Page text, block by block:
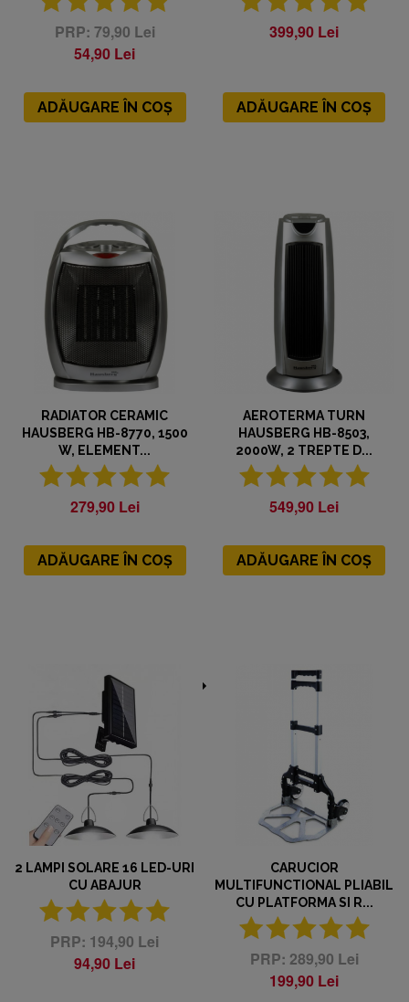
79,90 Lei
54,90 Lei
ADĂUGARE ÎN COȘ
399,90 Lei
ADĂUGARE ÎN COȘ
RADIATOR CERAMIC
HAUSBERG HB-8770, 1500
W, ELEMENT...
279,90 Lei
ADĂUGARE ÎN COȘ
AEROTERMA TURN
HAUSBERG HB-8503,
2000W, 2 TREPTE D...
549,90 Lei
ADĂUGARE ÎN COȘ
2 LAMPI SOLARE 16 LED-URI
CU ABAJUR
194,90 Lei
94,90 Lei
CARUCIOR
MULTIFUNCTIONAL PLIABIL
CU PLATFORMA SI R...
289,90 Lei
199,90 Lei